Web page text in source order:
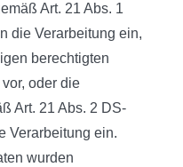
Art. 21 Abs. 1
die Verarbeitung ein,
berechtigten
oder die
Art. 21 Abs. 2 DS-
Verarbeitung ein.
wurden